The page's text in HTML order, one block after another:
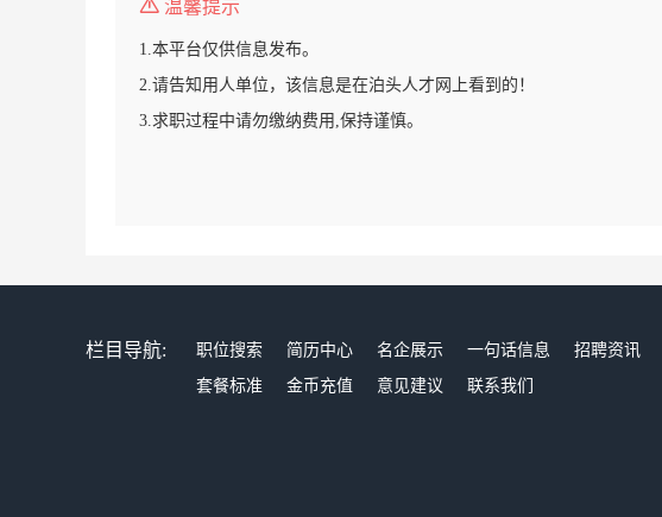
温馨提示
1.本平台仅供信息发布。
2.请告知用人单位，该信息是在泊头人才网上看到的！
3.求职过程中请勿缴纳费用,保持谨慎。
栏目导航: 职位搜索 简历中心 名企展示 一句话信息 招聘资讯
套餐标准
金币充值 意见建议 联系我们